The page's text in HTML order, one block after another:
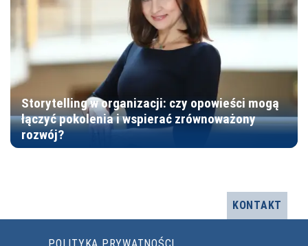
Storytelling w organizacji: czy opowieści mogą
łączyć pokolenia i wspierać zrównoważony
rozwój?
KONTAKT
POLITYKA PRYWATNOŚCI